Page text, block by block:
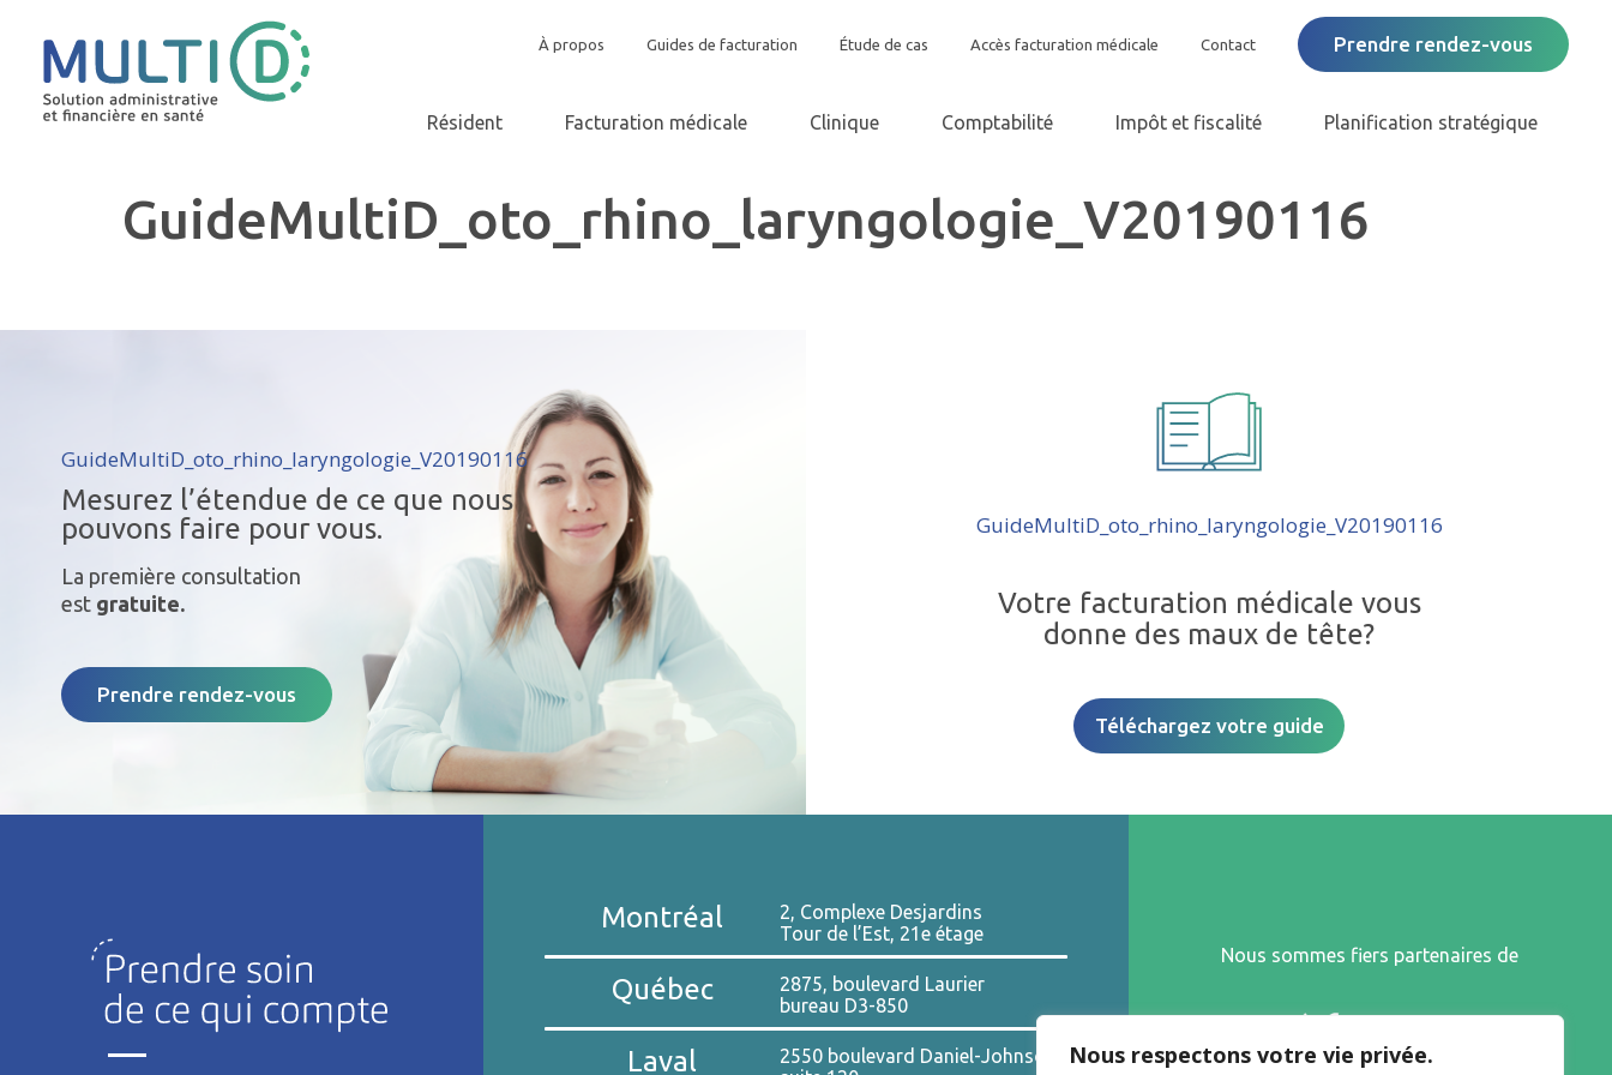
Nous respectons votre vie privée.
À propos Guides de facturation Étude de cas Accès facturation médicale Contact Prendre rendez-vous
Résident Facturation médicale Clinique Comptabilité Impôt et fiscalité Planification stratégique
GuideMultiD_oto_rhino_laryngologie_V20190116
GuideMultiD_oto_rhino_laryngologie_V20190116
Mesurez l’étendue de ce que nous
pouvons faire pour vous.
La première consultation
est gratuite.
Prendre rendez-vous
GuideMultiD_oto_rhino_laryngologie_V20190116
Votre facturation médicale vous
donne des maux de tête?
Téléchargez votre guide
Montréal
2, Complexe Desjardins
Tour de l’Est, 21e étage
Québec
2875, boulevard Laurier
bureau D3-850
Laval
2550 boulevard Daniel-Johnson,
Nous sommes fiers partenaires de